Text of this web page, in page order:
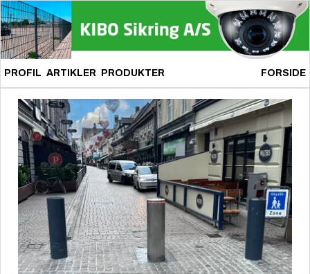
PROFIL ARTIKLER PRODUKTER FORSIDE